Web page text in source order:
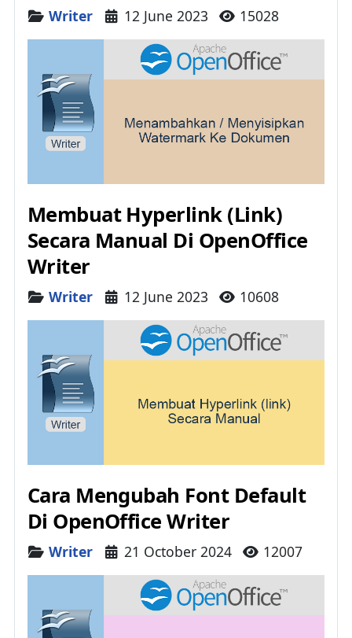
Details
Writer 12 June 2023 15028
Membuat Hyperlink (Link)
Secara Manual Di OpenOffice
Writer
Details
Writer 12 June 2023 10608
Cara Mengubah Font Default
Di OpenOffice Writer
Details
Writer 21 October 2024 12007